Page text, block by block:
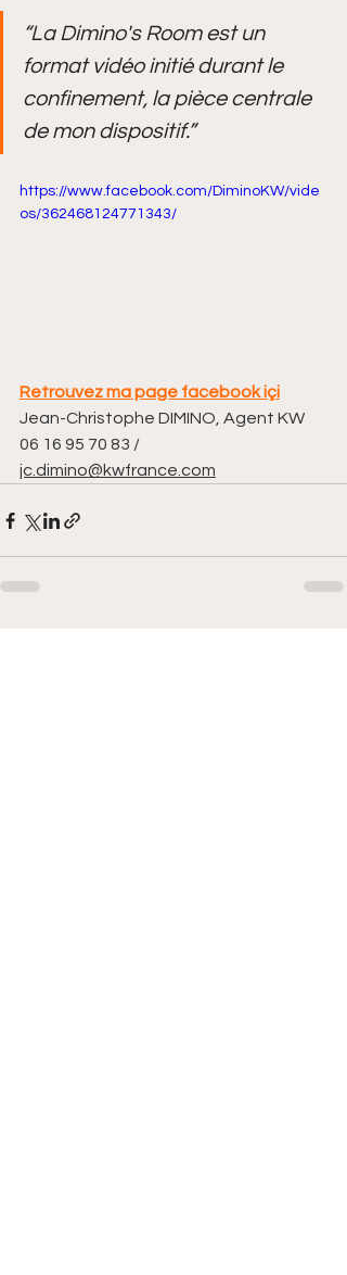
“La Dimino's Room est un
format vidéo initié durant le
confinement, la pièce centrale
de mon dispositif.”
https://www.facebook.com/DiminoKW/vide
os/362468124771343/
Retrouvez ma page facebook içi
Jean-Christophe DIMINO, Agent KW
06 16 95 70 83 /
jc.dimino@kwfrance.com